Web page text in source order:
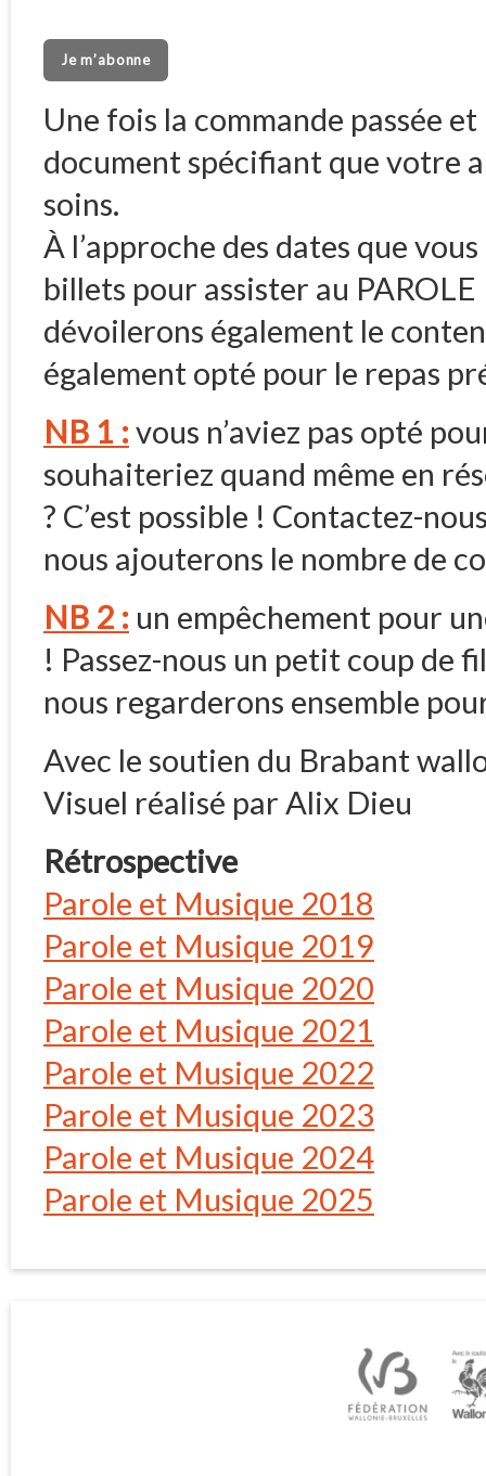
Je m’abonne
Une fois la commande passée
document spécifiant que votre
soins.
À l’approche des dates que
billets pour assister au
dévoilerons également le
également opté pour le repas
NB 1 :vous n’aviez pas opté
souhaiteriez quand même en
? C’est possible ! Contactez-
nous ajouterons le nombre de
NB 2 : un empêchement pour
! Passez-nous un petit coup de
nous regarderons ensemble
Avec le soutien du Brabant
Visuel réalisé par Alix Dieu
Rétrospective
Parole et Musique 2018
Parole et Musique 2019
Parole et Musique 2020
Parole et Musique 2021
Parole et Musique 2022
Parole et Musique 2023
Parole et Musique 2024
Parole et Musique 2025